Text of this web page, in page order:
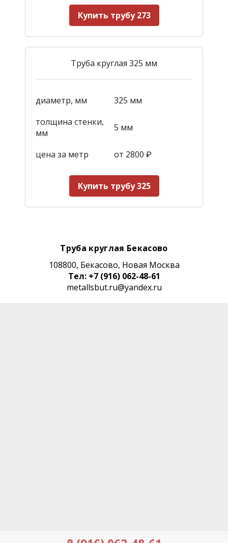
Купить трубу 273
Труба круглая 325 мм
диаметр, мм
325 мм
толщина стенки,
мм
5 мм
цена за метр от 2800 ₽
Купить трубу 325
Труба круглая Бекасово
108800, Бекасово, Новая Москва
Тел: +7 (916) 062-48-61
metallsbut.ru@yandex.ru